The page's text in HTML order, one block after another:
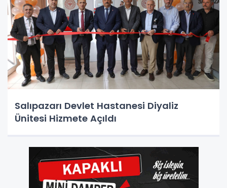
Salıpazarı Devlet Hastanesi Diyaliz
Ünitesi Hizmete Açıldı